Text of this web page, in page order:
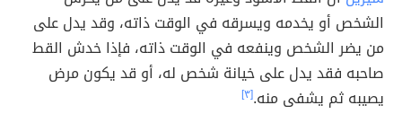
الشخص أو يخدمه ويسرقه في الوقت ذاته، وقد يدل على
من يضر الشخص وينفعه في الوقت ذاته، فإذا خدش القط
صاحبه فقد يدل على خيانة شخص له، أو قد يكون مرض
يصيبه ثم يشفى منه.[٣]